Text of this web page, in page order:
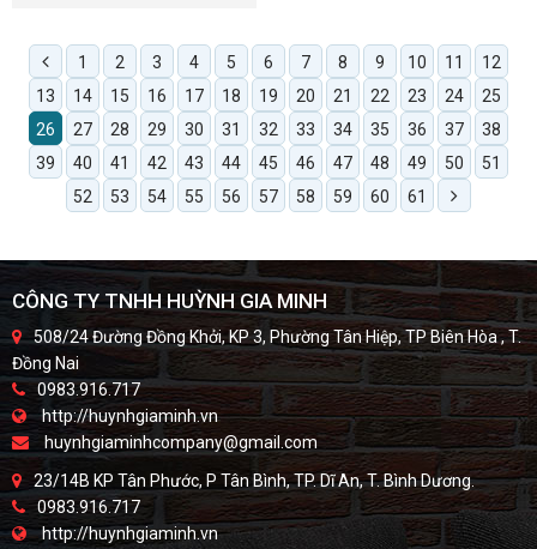
1 2 3 4 5 6 7 8 9 10 11
12
13
14 15 16 17 18 19 20 21 22 23 24
25
26
27 28 29 30 31 32 33 34 35 36 37
38
39
40 41 42 43 44 45 46 47 48 49 50
51
52
53 54 55 56 57 58 59 60 61
CÔNG TY TNHH HUỲNH GIA MINH
508/24 Đường Đồng Khởi, KP 3, Phường Tân Hiệp, TP Biên Hòa , T.
Đồng Nai
0983.916.717
http://huynhgiaminh.vn
huynhgiaminhcompany@gmail.com
23/14B KP Tân Phước, P Tân Bình, TP. Dĩ An, T. Bình Dương.
0983.916.717
http://huynhgiaminh.vn